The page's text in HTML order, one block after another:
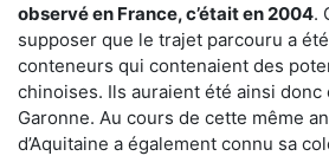
observé en France, c’était en 2004.
supposer que le trajet parcouru a
conteneurs qui contenaient des
chinoises. Ils auraient été ainsi
Garonne. Au cours de cette même
d’Aquitaine a également connu sa